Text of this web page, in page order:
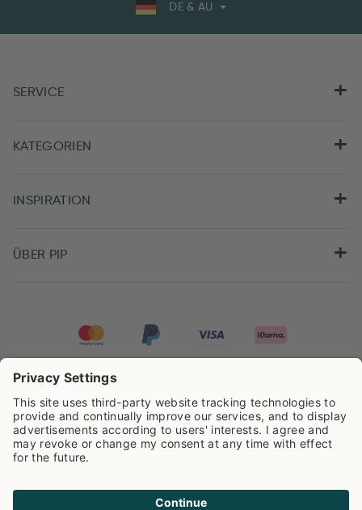
DE & AU
SERVICE
KATEGORIEN
INSPIRATION
ÜBER PIP
auf der Grundlage von8.959Rezensionen ausgezeichnet.